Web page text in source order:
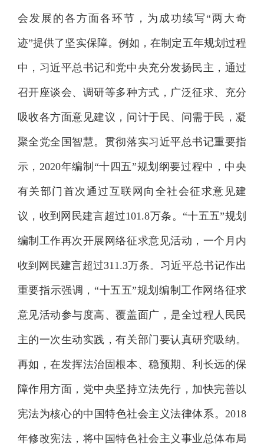
会发展的各方面各环节，为成功续写“两大奇
迹”提供了坚实保障。例如，在制定五年规划过程
中，习近平总书记和党中央充分发扬民主，通过
召开座谈会、调研等多种方式，广泛征求、充分
吸收各方面意见建议，问计于民、问需于民，凝
聚全党全国智慧。贯彻落实习近平总书记重要指
示，2020年编制“十四五”规划纲要过程中，中央
有关部门首次通过互联网向全社会征求意见建
议，收到网民建言超过101.8万条。“十五五”规划
编制工作再次开展网络征求意见活动，一个月内
收到网民建言超过311.3万条。习近平总书记作出
重要指示强调，“十五五”规划编制工作网络征求
意见活动参与度高、覆盖面广，是全过程人民民
主的一次生动实践，有关部门要认真研究吸纳。
再如，在发挥法治固根本、稳预期、利长远的保
障作用方面，党中央坚持立法先行，加快完善以
宪法为核心的中国特色社会主义法律体系。2018
年修改宪法，将中国特色社会主义事业总体布局